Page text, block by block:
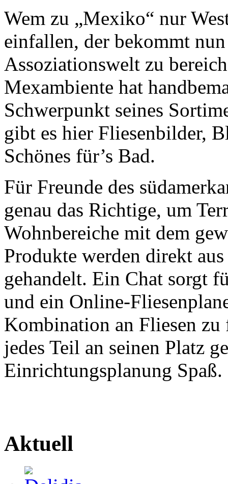
Wem zu „Mexiko“ nur
einfallen, der bekommt
Assoziationswelt zu
Mexambiente hat
Schwerpunkt seines
gibt es hier Fliesenbilder,
Schönes für’s Bad.
Für Freunde des
genau das Richtige, um
Wohnbereiche mit dem
Produkte werden direkt
gehandelt. Ein Chat sorgt
und ein Online-
Kombination an Fliesen
jedes Teil an seinen Platz
Einrichtungsplanung Spaß.
Aktuell